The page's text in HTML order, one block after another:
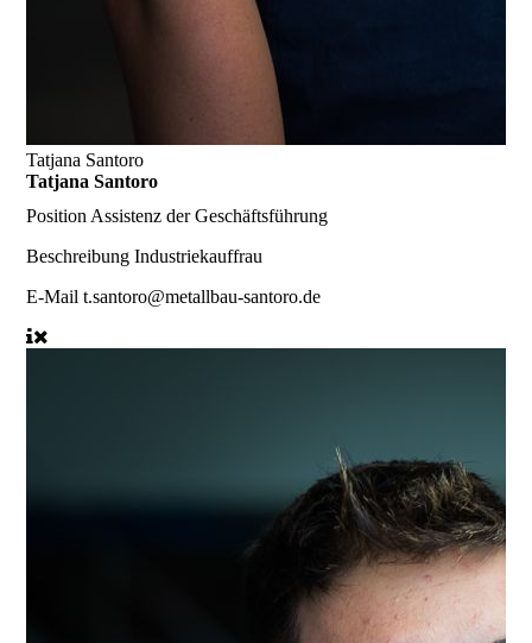
Tatjana Santoro
Tatjana Santoro
Position Assistenz der Geschäftsführung
BeschreibungIndustriekauffrau
E-Mailt.santoro@metallbau-santoro.de